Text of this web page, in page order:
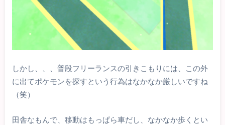
しかし、、、普段フリーランスの引きこもりには、この外
に出てポケモンを探すという行為はなかなか厳しいですね
（笑）
田舎なもんで、移動はもっぱら車だし、なかなか歩くとい